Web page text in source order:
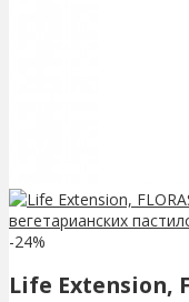
-24%
Life Extension,